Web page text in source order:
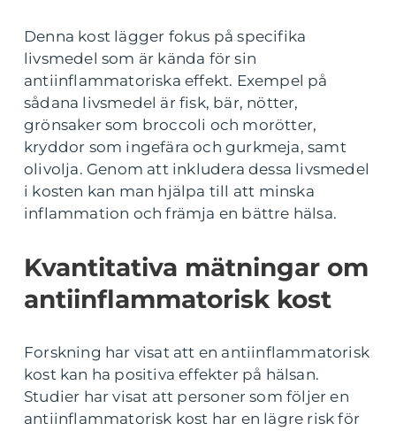
Denna kost lägger fokus på specifika
livsmedel som är kända för sin
antiinflammatoriska effekt. Exempel på
sådana livsmedel är fisk, bär, nötter,
grönsaker som broccoli och morötter,
kryddor som ingefära och gurkmeja, samt
olivolja. Genom att inkludera dessa livsmedel
i kosten kan man hjälpa till att minska
inflammation och främja en bättre hälsa.
Kvantitativa mätningar om
antiinflammatorisk kost
Forskning har visat att en antiinflammatorisk
kost kan ha positiva effekter på hälsan.
Studier har visat att personer som följer en
antiinflammatorisk kost har en lägre risk för